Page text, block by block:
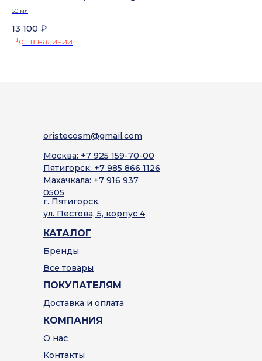
AGING NOURISHING REGENERATING FACE CREAM
50 мл
13 100 ₽
Нет в наличии
ПОКУПАТЕЛЯМ
Доставка и оплата
КАТАЛОГ
Бренды
Все товары
oristecosm@gmail.com
Москва: +7 925 159-70-00
Пятигорск: +7 985 866 1126
Махачкала: +7 916 937
0505
г. Пятигорск,
ул. Пестова, 5, корпус 4
КОМПАНИЯ
О нас
Контакты